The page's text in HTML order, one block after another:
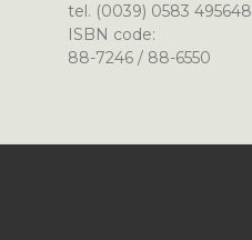
tel. (0039) 0583 495648
ISBN code:
88-7246 / 88-6550